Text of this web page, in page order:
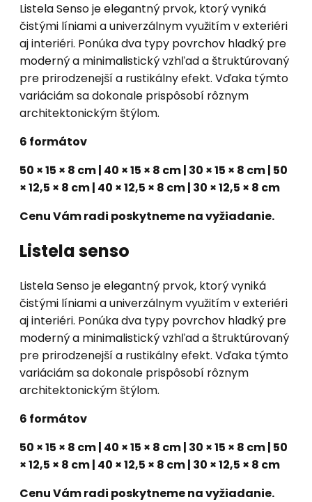
Listela Senso je elegantný prvok, ktorý vyniká
čistými líniami a univerzálnym využitím v exteriéri
aj interiéri. Ponúka dva typy povrchov hladký pre
moderný a minimalistický vzhľad a štruktúrovaný
pre prirodzenejší a rustikálny efekt. Vďaka týmto
variáciám sa dokonale prispôsobí rôznym
architektonickým štýlom.
6 formátov
50 × 15 × 8 cm | 40 × 15 × 8 cm | 30 × 15 × 8 cm | 50
× 12,5 × 8 cm | 40 × 12,5 × 8 cm | 30 × 12,5 × 8 cm
Cenu Vám radi poskytneme na vyžiadanie.
Listela senso
Listela Senso je elegantný prvok, ktorý vyniká
čistými líniami a univerzálnym využitím v exteriéri
aj interiéri. Ponúka dva typy povrchov hladký pre
moderný a minimalistický vzhľad a štruktúrovaný
pre prirodzenejší a rustikálny efekt. Vďaka týmto
variáciám sa dokonale prispôsobí rôznym
architektonickým štýlom.
6 formátov
50 × 15 × 8 cm | 40 × 15 × 8 cm | 30 × 15 × 8 cm | 50
× 12,5 × 8 cm | 40 × 12,5 × 8 cm | 30 × 12,5 × 8 cm
Cenu Vám radi poskytneme na vyžiadanie.